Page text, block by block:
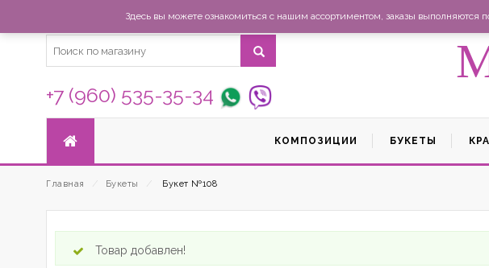
+7 (960) 535-35-34
КОМПОЗИЦИИ БУКЕТЫ
Главная Букеты Букет №108
Товар добавлен!
Здесь вы можете ознакомиться с нашим ассортиментом, заказы выполняются